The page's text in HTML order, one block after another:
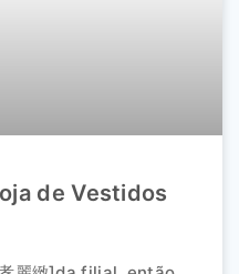
de Vestidos